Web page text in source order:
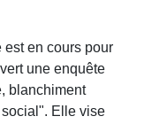
en cours pour
une enquête
blanchiment
Elle vise